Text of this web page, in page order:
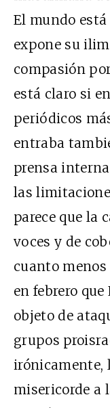
El mundo está
expone su
compasión
está claro si
periódicos
entraba
prensa
las
parece que la
voces y de
cuanto
en febrero
objeto de
grupos
irónicamente,
misericorde a